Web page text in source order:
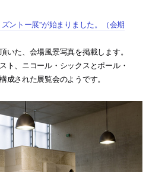
ントー展”が始まりました。（会期
いた、会場風景写真を掲載します。
ト、ニコール・シックスとポール・
された展覧会のようです。